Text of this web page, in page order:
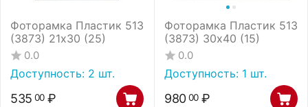
Фоторамка Пластик 513
(3873) 21х30 (25)
0.0
Доступность: 2 шт.
535 00 ₽
Фоторамка Пластик 513
(3873) 30х40 (15)
0.0
Доступность: 1 шт.
980 00 ₽